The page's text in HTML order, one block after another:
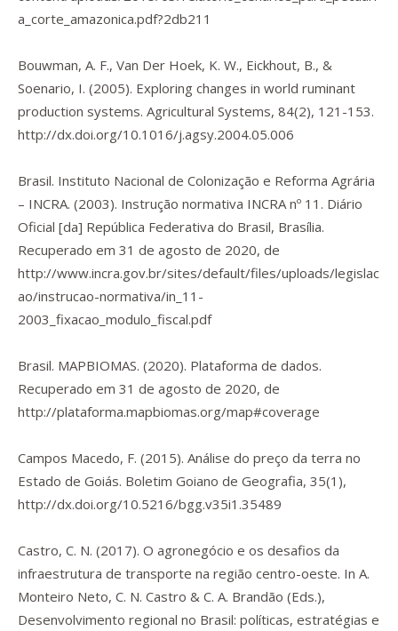
a_corte_amazonica.pdf?2db211
Bouwman, A. F., Van Der Hoek, K. W., Eickhout, B., &
Soenario, I. (2005). Exploring changes in world ruminant
production systems. Agricultural Systems, 84(2), 121-153.
http://dx.doi.org/10.1016/j.agsy.2004.05.006
Brasil. Instituto Nacional de Colonização e Reforma Agrária
– INCRA. (2003). Instrução normativa INCRA nº 11. Diário
Oficial [da] República Federativa do Brasil, Brasília.
Recuperado em 31 de agosto de 2020, de
http://www.incra.gov.br/sites/default/files/uploads/legislac
ao/instrucao-normativa/in_11-
2003_fixacao_modulo_fiscal.pdf
Brasil. MAPBIOMAS. (2020). Plataforma de dados.
Recuperado em 31 de agosto de 2020, de
http://plataforma.mapbiomas.org/map#coverage
Campos Macedo, F. (2015). Análise do preço da terra no
Estado de Goiás. Boletim Goiano de Geografia, 35(1),
http://dx.doi.org/10.5216/bgg.v35i1.35489
Castro, C. N. (2017). O agronegócio e os desafios da
infraestrutura de transporte na região centro-oeste. In A.
Monteiro Neto, C. N. Castro & C. A. Brandão (Eds.),
Desenvolvimento regional no Brasil: políticas, estratégias e